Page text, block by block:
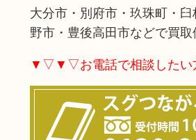
大分市・別府市・玖珠町・
野市・豊後高田市などで買
▼▽▼▽お電話で相談した